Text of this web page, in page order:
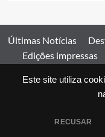
Este site utiliza
RECUSAR
Últimas Notícias
Edições impressas
Comercial
© 2026 Jornal Estado